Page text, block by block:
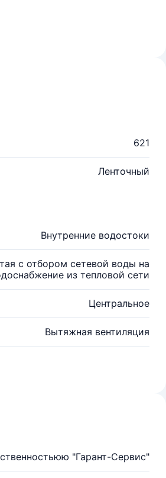
621
Ленточный
Внутренние водостоки
с отбором сетевой воды на
из тепловой сети
Центральное
Вытяжная вентиляция
"Гарант-Сервис"